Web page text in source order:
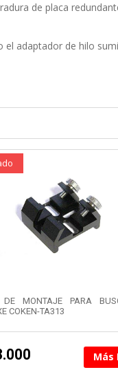
de placa
el adaptador de hilo
DE MONTAJE PARA
COKEN-TA313
Más